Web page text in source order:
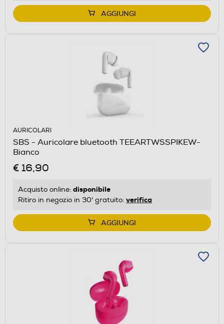
AGGIUNGI
AURICOLARI
SBS - Auricolare bluetooth TEEARTWSSPIKEW-
Bianco
€ 16,90
Acquisto online: disponibile
Ritiro in negozio in 30' gratuito: verifica
AGGIUNGI